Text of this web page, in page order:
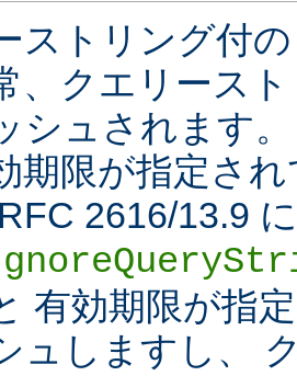
ストリング付
、クエリース
シュされます
期限が指定さ
2616/13.9
有効期限が指
ュしますし、